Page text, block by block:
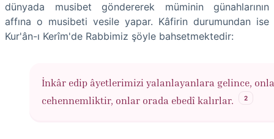
dünyada musibet göndererek müminin günahlarının
affına o musibeti vesile yapar. Kâfirin durumundan ise
Kur'ân-ı Kerîm'de Rabbimiz şöyle bahsetmektedir:
İnkâr edip âyetlerimizi yalanlayanlara gelince,
cehennemliktir, onlar orada ebedî kalırlar.
2